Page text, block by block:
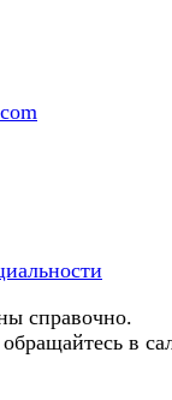
справочно.
в